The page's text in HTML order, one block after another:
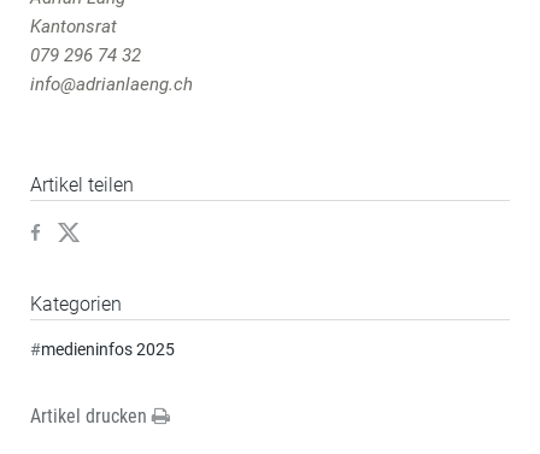
Kantonsrat
079 296 74 32
info@adrianlaeng.ch
Artikel teilen
Kategorien
#medieninfos 2025
Artikel drucken